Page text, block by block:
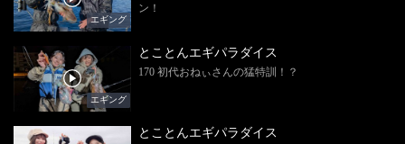
エギング
ン！
エギング
とことんエギパラダイス
170 初代おねぃさんの猛特訓！？
とことんエギパラダイス